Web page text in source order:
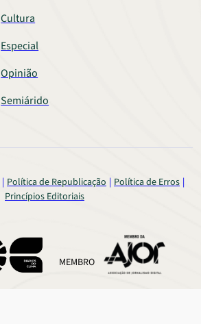
Cultura
Especial
Opinião
Semiárido
Política de Republicação Política de Erros
Princípios Editoriais
MEMBRO